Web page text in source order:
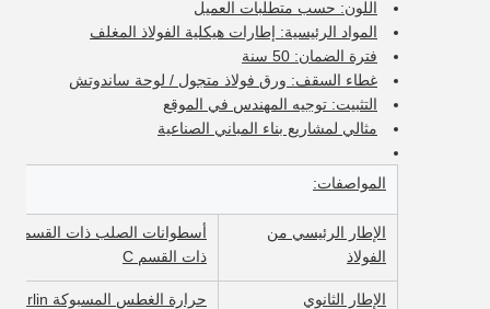
اللون: حسب متطلبات العميل
المواد الرئيسية: إطارات هيكلية الفولاذ المغلف
فترة الضمان: 50 سنة
غطاء السقف: ورق فولاذ متجول / لوحة ساندوتش
التثبيت: توجيه المهندس في الموقع
مثالي لمشاريع بناء المباني الصناعية
المواصفات:
الإطار الرئيسي من
الفولاذ
ذات القسم C
الإطار الثانوي